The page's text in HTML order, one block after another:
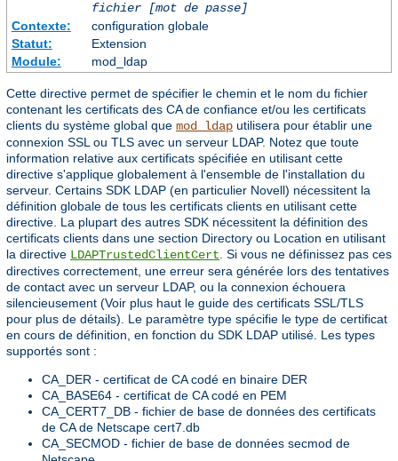
fichier
[mot de passe]
Contexte:
configuration globale
Statut:
Extension
Module:
mod_ldap
Cette directive permet de spécifier le chemin et le nom du fichier
contenant les certificats des CA de confiance et/ou les certificats
clients du système global que mod_ldap utilisera pour établir une
connexion SSL ou TLS avec un serveur LDAP. Notez que toute
information relative aux certificats spécifiée en utilisant cette
directive s'applique globalement à l'ensemble de l'installation du
serveur. Certains SDK LDAP (en particulier Novell) nécessitent la
définition globale de tous les certificats clients en utilisant cette
directive. La plupart des autres SDK nécessitent la définition des
certificats clients dans une section Directory ou Location en utilisant
la directive LDAPTrustedClientCert. Si vous ne définissez pas ces
directives correctement, une erreur sera générée lors des tentatives
de contact avec un serveur LDAP, ou la connexion échouera
silencieusement (Voir plus haut le guide des certificats SSL/TLS
pour plus de détails). Le paramètre type spécifie le type de certificat
en cours de définition, en fonction du SDK LDAP utilisé. Les types
supportés sont :
CA_DER - certificat de CA codé en binaire DER
CA_BASE64 - certificat de CA codé en PEM
CA_CERT7_DB - fichier de base de données des certificats
de CA de Netscape cert7.db
CA_SECMOD - fichier de base de données secmod de